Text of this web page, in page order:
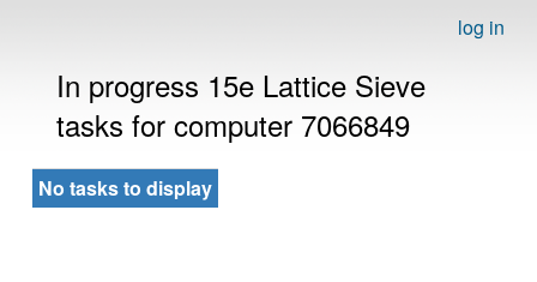
log in
In progress 15e Lattice Sieve
tasks for computer 7066849
No tasks to display